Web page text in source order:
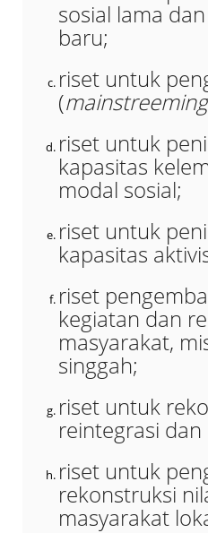
sosial lama
baru;
riset untuk
(mainstreeming
riset untuk
kapasitas
modal sosial;
riset untuk
kapasitas
riset
kegiatan dan
masyarakat,
singgah;
riset untuk
reintegrasi dan
riset untuk
rekonstruksi
masyarakat